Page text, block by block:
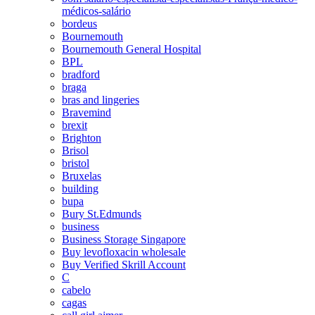
médicos-salário
bordeus
Bournemouth
Bournemouth General Hospital
BPL
bradford
braga
bras and lingeries
Bravemind
brexit
Brighton
Brisol
bristol
Bruxelas
building
bupa
Bury St.Edmunds
business
Business Storage Singapore
Buy levofloxacin wholesale
Buy Verified Skrill Account
C
cabelo
cagas